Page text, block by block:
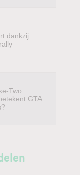
dankzij
Two
GTA